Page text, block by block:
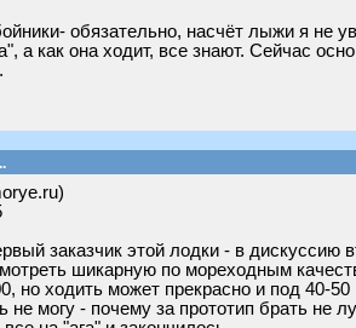
обязательно, насчёт лыжи я не
а как она ходит, все знают. Сейчас
заказчик этой лодки - в дискуссию
шикарную по мореходным
но ходить может прекрасно и под 40-
не могу - почему за прототип брать не